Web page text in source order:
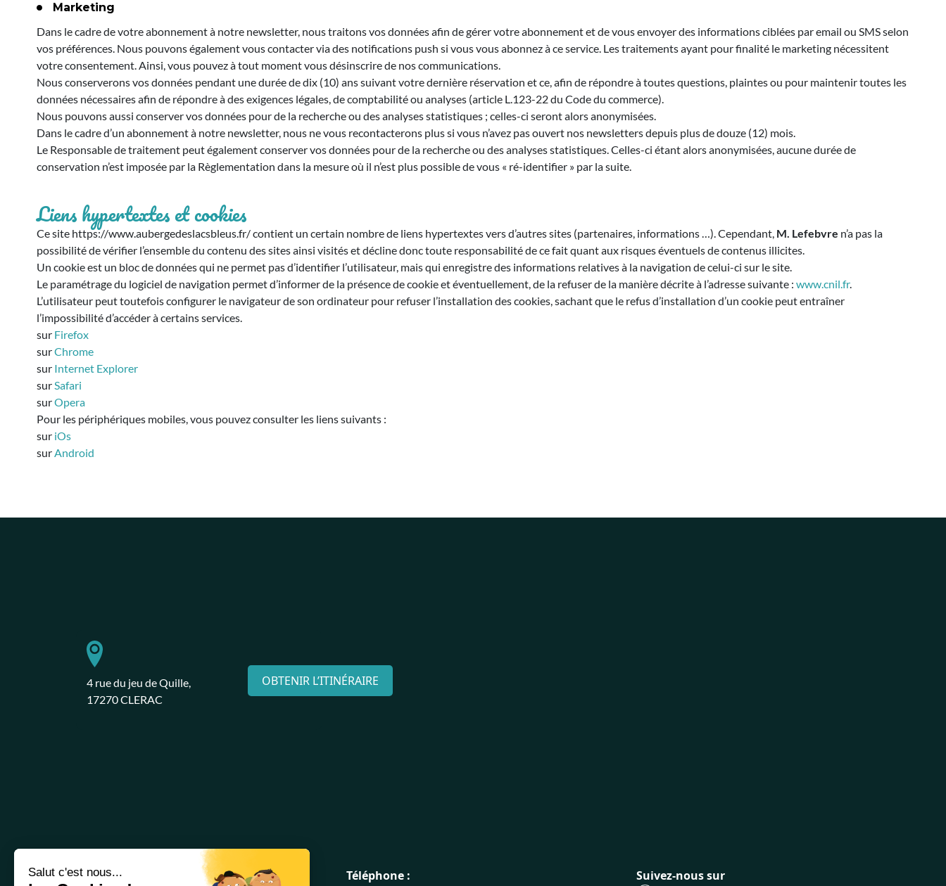
Marketing
Dans le cadre de votre abonnement à notre newsletter, nous traitons vos données afin de gérer votre abonnement et de vous envoyer des informations ciblées par email ou SMS selon
vos préférences. Nous pouvons également vous contacter via des notifications push si vous vous abonnez à ce service. Les traitements ayant pour finalité le marketing nécessitent
votre consentement. Ainsi, vous pouvez à tout moment vous désinscrire de nos communications.
Nous conserverons vos données pendant une durée de dix (10) ans suivant votre dernière réservation et ce, afin de répondre à toutes questions, plaintes ou pour maintenir toutes les
données nécessaires afin de répondre à des exigences légales, de comptabilité ou analyses (article L.123-22 du Code du commerce).
Nous pouvons aussi conserver vos données pour de la recherche ou des analyses statistiques ; celles-ci seront alors anonymisées.
Dans le cadre d’un abonnement à notre newsletter, nous ne vous recontacterons plus si vous n’avez pas ouvert nos newsletters depuis plus de douze (12) mois.
Le Responsable de traitement peut également conserver vos données pour de la recherche ou des analyses statistiques. Celles-ci étant alors anonymisées, aucune durée de
conservation n’est imposée par la Règlementation dans la mesure où il n’est plus possible de vous « ré-identifier » par la suite.
Liens hypertextes et cookies
Ce site https://www.aubergedeslacsbleus.fr/ contient un certain nombre de liens hypertextes vers d’autres sites (partenaires, informations …). Cependant, M. Lefebvre n’a pas la
possibilité de vérifier l’ensemble du contenu des sites ainsi visités et décline donc toute responsabilité de ce fait quant aux risques éventuels de contenus illicites.
Un cookie est un bloc de données qui ne permet pas d’identifier l’utilisateur, mais qui enregistre des informations relatives à la navigation de celui-ci sur le site.
Le paramétrage du logiciel de navigation permet d’informer de la présence de cookie et éventuellement, de la refuser de la manière décrite à l’adresse suivante : www.cnil.fr.
L’utilisateur peut toutefois configurer le navigateur de son ordinateur pour refuser l’installation des cookies, sachant que le refus d’installation d’un cookie peut entraîner
l’impossibilité d’accéder à certains services.
sur Firefox
surChrome
sur Internet Explorer
surSafari
surOpera
Pour les périphériques mobiles, vous pouvez consulter les liens suivants :
sur iOs
surAndroid
4 rue du jeu de Quille,
17270 CLERAC
OBTENIR L’ITINÉRAIRE
RESTONS EN CONTACTS Téléphone : Suivez-nous sur